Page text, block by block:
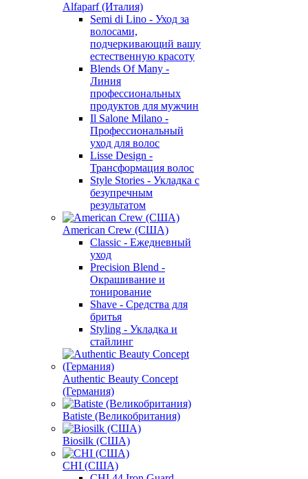
Alfaparf (Италия)
Semi di Lino - Уход за
волосами,
подчеркивающий вашу
естественную красоту
Blends Of Many -
Линия
профессиональных
продуктов для мужчин
Il Salone Milano -
Профессиональный
уход для волос
Lisse Design -
Трансформация волос
Style Stories - Укладка с
безупречным
результатом
American Crew (США)
Classic - Ежедневный
уход
Precision Blend -
Окрашивание и
тонирование
Shave - Средства для
бритья
Styling - Укладка и
стайлинг
Authentic Beauty Concept
(Германия)
Batiste (Великобритания)
Biosilk (США)
CHI (США)